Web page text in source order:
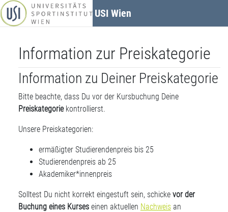
Zum Hauptinhalt
USI Wien
Information zur Preiskategorie
Information zu Deiner Preiskategorie
Bitte beachte, dass Du vor der Kursbuchung Deine
Preiskategoriekontrollierst.
Unsere Preiskategorien:
ermäßigter Studierendenpreis bis 25
Studierendenpreis ab 25
Akademiker*innenpreis
Solltest Du nicht korrekt eingestuft sein, schicke vor der
Buchung eines Kurses einen aktuellen Nachweisan